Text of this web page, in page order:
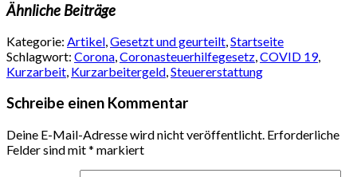
Ähnliche Beiträge
Kategorie: Artikel,Gesetzt und geurteilt,Startseite
Schlagwort: Corona,Coronasteuerhilfegesetz,COVID 19,
Kurzarbeit, Kurzarbeitergeld,Steuererstattung
Schreibe einen Kommentar
Deine E-Mail-Adresse wird nicht veröffentlicht. Erforderliche
Felder sind mit* markiert